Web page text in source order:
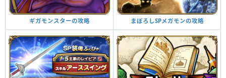
ギガモンスターの攻略 まぼろしSPメガモンの攻略